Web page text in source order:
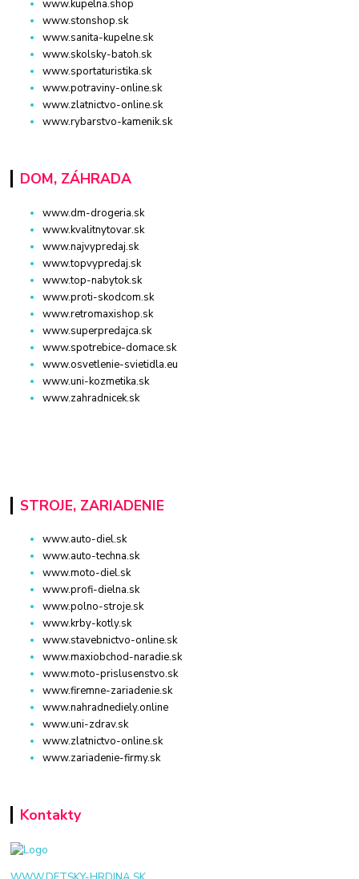
www.kupelna.shop
www.stonshop.sk
www.sanita-kupelne.sk
www.skolsky-batoh.sk
www.sportaturistika.sk
www.potraviny-online.sk
www.zlatnictvo-online.sk
www.rybarstvo-kamenik.sk
DOM, ZÁHRADA
www.dm-drogeria.sk
www.kvalitnytovar.sk
www.najvypredaj.sk
www.topvypredaj.sk
www.top-nabytok.sk
www.proti-skodcom.sk
www.retromaxishop.sk
www.superpredajca.sk
www.spotrebice-domace.sk
www.osvetlenie-svietidla.eu
www.uni-kozmetika.sk
www.zahradnicek.sk
STROJE, ZARIADENIE
www.auto-diel.sk
www.auto-techna.sk
www.moto-diel.sk
www.profi-dielna.sk
www.polno-stroje.sk
www.krby-kotly.sk
www.stavebnictvo-online.sk
www.maxiobchod-naradie.sk
www.moto-prislusenstvo.sk
www.firemne-zariadenie.sk
www.nahradnediely.online
www.uni-zdrav.sk
www.zlatnictvo-online.sk
www.zariadenie-firmy.sk
Kontakty